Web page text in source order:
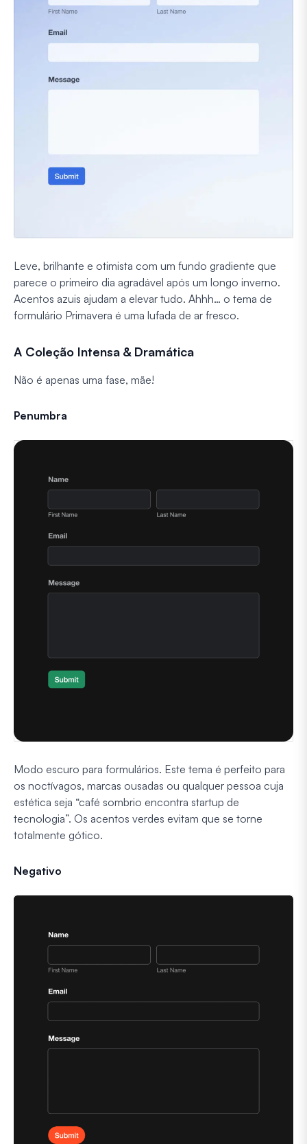
Leve, brilhante e otimista com um fundo gradiente que
parece o primeiro dia agradável após um longo inverno.
Acentos azuis ajudam a elevar tudo. Ahhh… o tema de
formulário Primavera é uma lufada de ar fresco.
A Coleção Intensa & Dramática
Não é apenas uma fase, mãe!
Penumbra
Modo escuro para formulários. Este tema é perfeito para
os noctívagos, marcas ousadas ou qualquer pessoa cuja
estética seja “café sombrio encontra startup de
tecnologia”. Os acentos verdes evitam que se torne
totalmente gótico.
Negativo